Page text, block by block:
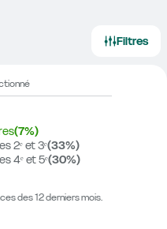
Filtres
(7%)
2ᵉ et 3ᵉ(33%)
4ᵉ et 5ᵉ(30%)
des 12 derniers mois.